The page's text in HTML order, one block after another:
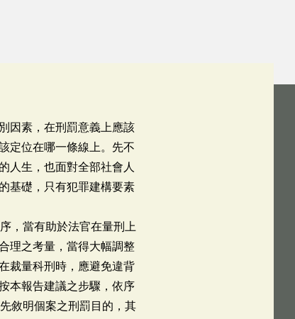
因素，在刑罰意義上應該
定位在哪一條線上。先不
人生，也面對全部社會人
基礎，只有犯罪建構要素
，當有助於法官在量刑上
理之考量，當得大幅調整
裁量科刑時，應避免違背
本報告建議之步驟，依序
敘明個案之刑罰目的，其